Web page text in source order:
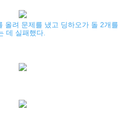
올려 문제를 냈고 딩하오가 돌 2개를
데 실패했다.